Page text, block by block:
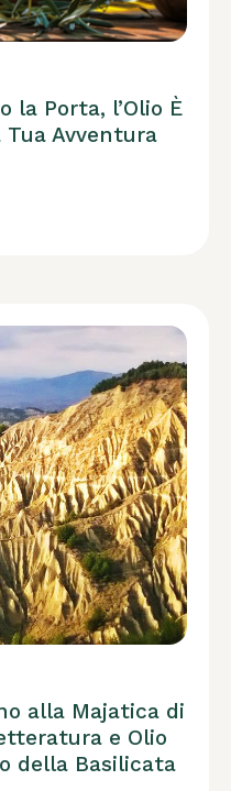
la Porta, l’Olio È
Tua Avventura
alla Majatica di
e Olio
della Basilicata